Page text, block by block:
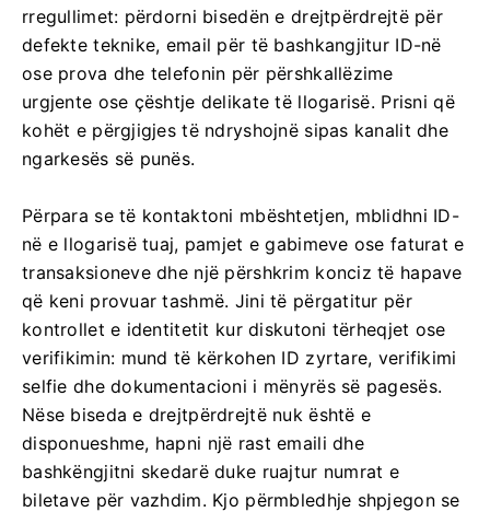
rregullimet: përdorni bisedën e drejtpërdrejtë për
defekte teknike, email për të bashkangjitur ID-në
ose prova dhe telefonin për përshkallëzime
urgjente ose çështje delikate të llogarisë. Prisni që
kohët e përgjigjes të ndryshojnë sipas kanalit dhe
ngarkesës së punës.
Përpara se të kontaktoni mbështetjen, mblidhni ID-
në e llogarisë tuaj, pamjet e gabimeve ose faturat e
transaksioneve dhe një përshkrim konciz të hapave
që keni provuar tashmë. Jini të përgatitur për
kontrollet e identitetit kur diskutoni tërheqjet ose
verifikimin: mund të kërkohen ID zyrtare, verifikimi
selfie dhe dokumentacioni i mënyrës së pagesës.
Nëse biseda e drejtpërdrejtë nuk është e
disponueshme, hapni një rast emaili dhe
bashkëngjitni skedarë duke ruajtur numrat e
biletave për vazhdim. Kjo përmbledhje shpjegon se